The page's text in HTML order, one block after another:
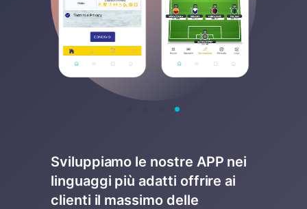
Sviluppiamo le nostre APP nei
linguaggi più adatti offrire ai
clienti il massimo delle